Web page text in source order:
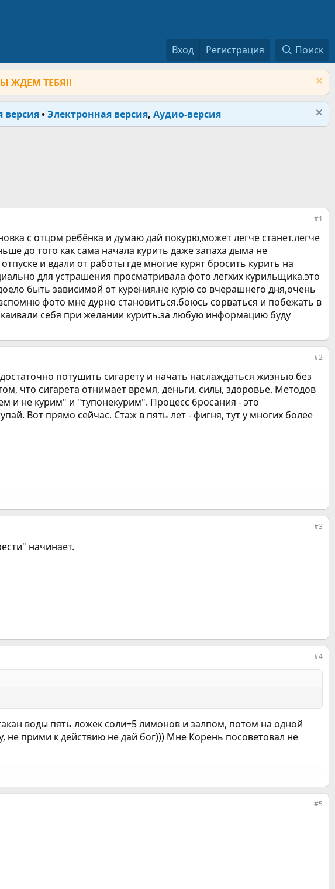
Вход Регистрация Поиск
ЖДЕМ ТЕБЯ!!
версия•Электронная версия, Аудио-версия
#1
с отцом ребёнка и думаю дай покурю,может легче станет.легче
до того как сама начала курить даже запаха дыма не
и вдали от работы где многие курят бросить курить на
для устрашения просматривала фото лёгхих курильщика.это
быть зависимой от курения.не курю со вчерашнего дня,очень
фото мне дурно становиться.боюсь сорваться и побежать в
себя при желании курить.за любую информацию буду
#2
потушить сигарету и начать наслаждаться жизнью без
что сигарета отнимает время, деньги, силы, здоровье. Методов
и не курим" и "тупонекурим". Процесс бросания - это
Вот прямо сейчас. Стаж в пять лет - фигня, тут у многих более
#3
начинает.
#4
воды пять ложек соли+5 лимонов и залпом, потом на одной
не прими к действию не дай бог))) Мне Корень посоветовал не
#5